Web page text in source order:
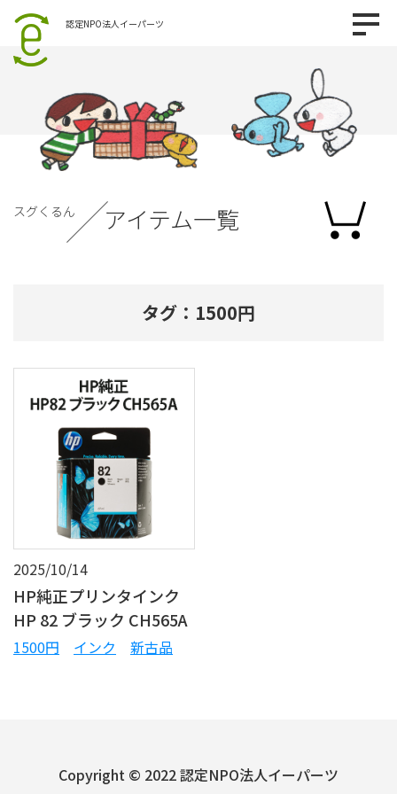
認定NPO法人イーパーツ
スグくるん アイテム一覧
タグ：1500円
2025/10/14
HP純正プリンタインク
HP 82 ブラック CH565A
1500円 インク 新古品
Copyright © 2022 認定NPO法人イーパーツ